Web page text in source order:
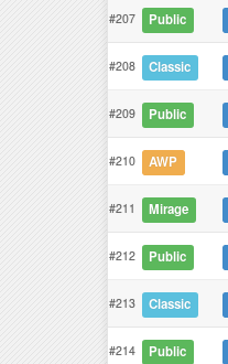
#207 Public
#208 Classic
#209 Public
#210 AWP
#211 Mirage
#212 Public
#213 Classic
#214 Public